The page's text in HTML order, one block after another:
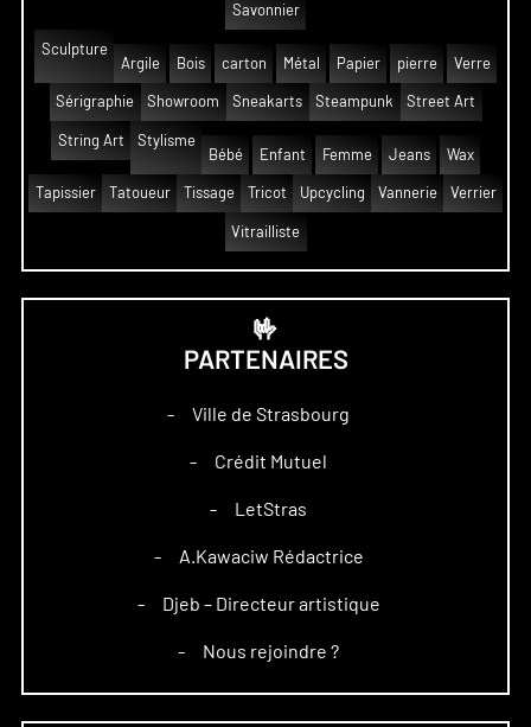
Savonnier
Sculpture
Argile
Bois carton Métal Papier pierre Verre
Sérigraphie Showroom Sneakarts Steampunk Street Art
String Art
Stylisme
Bébé
Enfant Femme Jeans Wax
Tapissier Tatoueur Tissage Tricot Upcycling Vannerie Verrier
Vitrailliste
🤟
PARTENAIRES
– Ville de Strasbourg
– Crédit Mutuel
– LetStras
– A.Kawaciw Rédactrice
– Djeb – Directeur artistique
– Nous rejoindre ?